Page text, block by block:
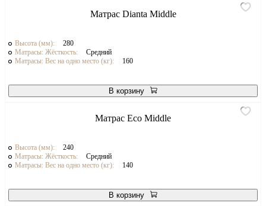
Матрас Dianta Middle
Высота (мм):
280
Матрасы: Жёсткость:
Средний
Матрасы: Вес на одно место (кг):
160
В корзину
Матрас Eco Middle
Высота (мм):
240
Матрасы: Жёсткость:
Средний
Матрасы: Вес на одно место (кг):
140
В корзину